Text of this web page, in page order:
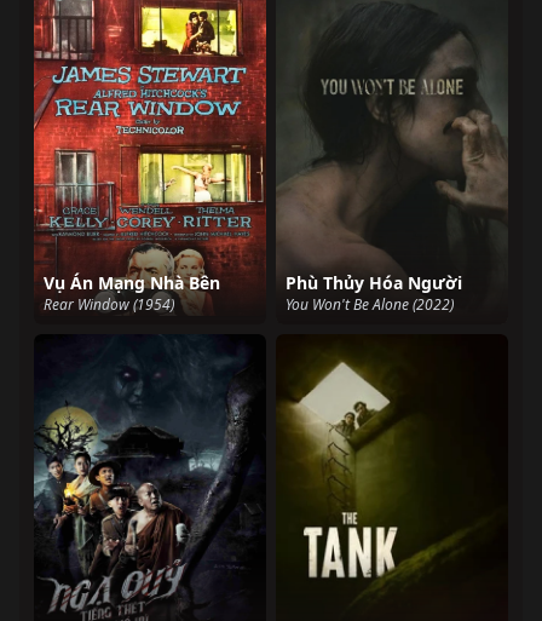
Vụ Án Mạng Nhà Bên
Rear Window (1954)
Phù Thủy Hóa Người
You Won't Be Alone (2022)